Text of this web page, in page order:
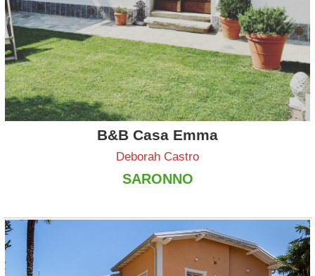
B&B Casa Emma
Deborah Castro
SARONNO